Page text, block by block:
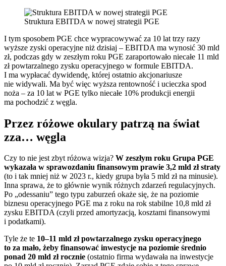
Struktura EBITDA w nowej strategii PGE
I tym sposobem PGE chce wypracowywać za 10 lat trzy razy
wyższe zyski operacyjne niż dzisiaj – EBITDA ma wynosić 30 mld
zł, podczas gdy w zeszłym roku PGE zaraportowało niecałe 11 mld
zł powtarzalnego zysku operacyjnego w formule EBITDA.
I ma wypłacać dywidendę, której ostatnio akcjonariusze
nie widywali. Ma być więc wyższa rentowność i ucieczka spod
noża – za 10 lat w PGE tylko niecałe 10% produkcji energii
ma pochodzić z węgla.
Przez różowe okulary patrzą na świat
zza… węgla
Czy to nie jest zbyt różowa wizja? W zeszłym roku Grupa PGE
wykazała w sprawozdaniu finansowym prawie 3,2 mld zł straty
(to i tak mniej niż w 2023 r., kiedy grupa była 5 mld zł na minusie).
Inna sprawa, że to głównie wynik różnych zdarzeń regulacyjnych.
Po „odessaniu” tego typu zaburzeń okaże się, że na poziomie
biznesu operacyjnego PGE ma z roku na rok stabilne 10,8 mld zł
zysku EBITDA (czyli przed amortyzacją, kosztami finansowymi
i podatkami).
Tyle że te 10–11 mld zł powtarzalnego zysku operacyjnego
to za mało, żeby finansować inwestycje na poziomie średnio
ponad 20 mld zł rocznie (ostatnio firma wydawała na inwestycje